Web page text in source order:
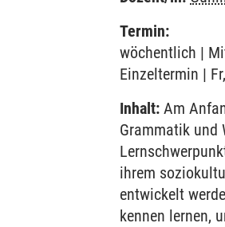
Termin:
wöchentlich |
Einzeltermin |
Inhalt: Am
Grammatik und
ihrem
entwickelt
kennen lernen,